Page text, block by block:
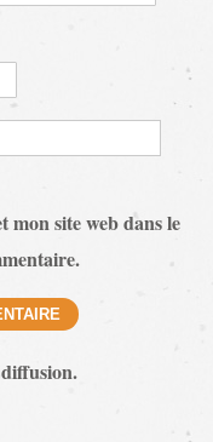
mon site web dans le